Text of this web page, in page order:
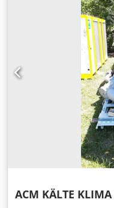
ACM KÄLTE KLIMA